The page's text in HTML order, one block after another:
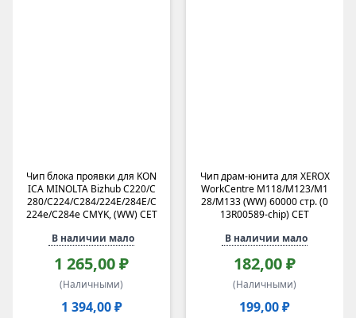
Чип блока проявки для KON
ICA MINOLTA Bizhub C220/C
280/C224/C284/224E/284E/C
224e/C284e CMYK, (WW) CET
В наличии мало
1 265,00 ₽
(Наличными)
1 394,00 ₽
Чип драм-юнита для XEROX
WorkCentre M118/M123/M1
28/M133 (WW) 60000 стр. (0
13R00589-chip) CET
В наличии мало
182,00 ₽
(Наличными)
199,00 ₽